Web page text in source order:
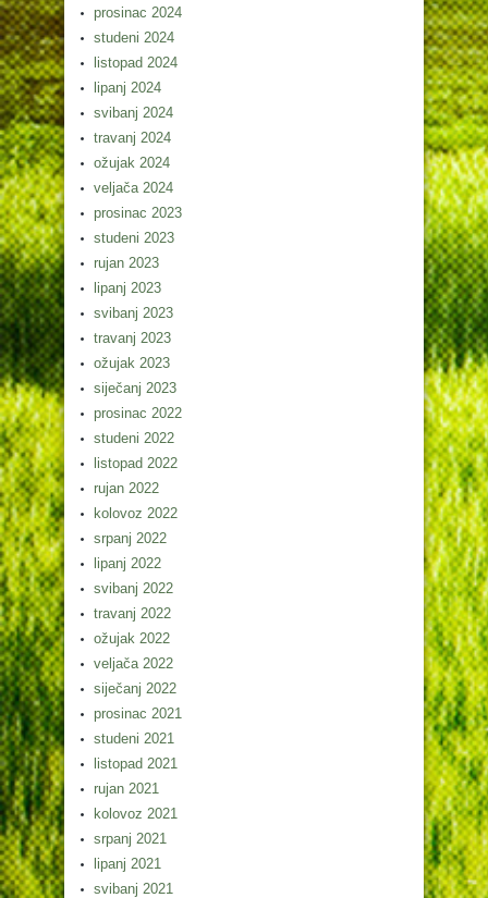
prosinac 2024
studeni 2024
listopad 2024
lipanj 2024
svibanj 2024
travanj 2024
ožujak 2024
veljača 2024
prosinac 2023
studeni 2023
rujan 2023
lipanj 2023
svibanj 2023
travanj 2023
ožujak 2023
siječanj 2023
prosinac 2022
studeni 2022
listopad 2022
rujan 2022
kolovoz 2022
srpanj 2022
lipanj 2022
svibanj 2022
travanj 2022
ožujak 2022
veljača 2022
siječanj 2022
prosinac 2021
studeni 2021
listopad 2021
rujan 2021
kolovoz 2021
srpanj 2021
lipanj 2021
svibanj 2021